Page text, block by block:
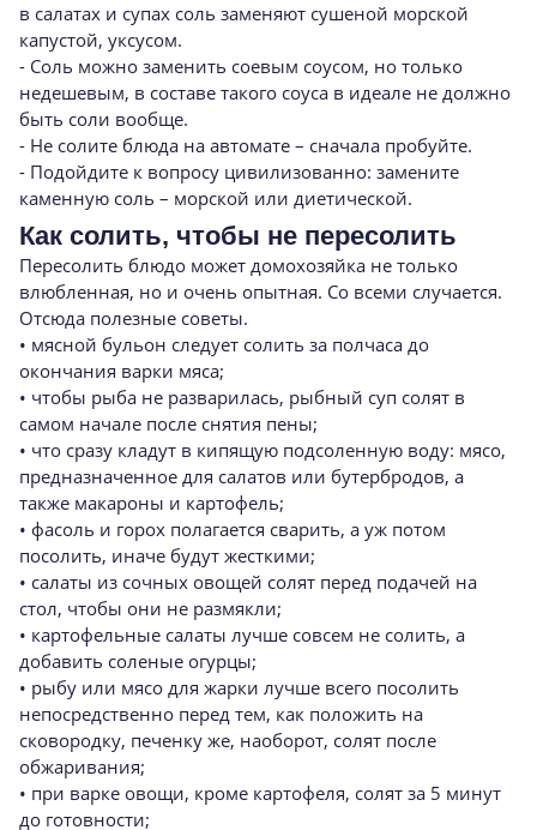
в салатах и супах соль заменяют сушеной морской
капустой, уксусом.
- Соль можно заменить соевым соусом, но только
недешевым, в составе такого соуса в идеале не должно
быть соли вообще.
- Не солите блюда на автомате – сначала пробуйте.
- Подойдите к вопросу цивилизованно: замените
каменную соль – морской или диетической.
Как солить, чтобы не пересолить
Пересолить блюдо может домохозяйка не только
влюбленная, но и очень опытная. Со всеми случается.
Отсюда полезные советы.
• мясной бульон следует солить за полчаса до
окончания варки мяса;
• чтобы рыба не разварилась, рыбный суп солят в
самом начале после снятия пены;
• что сразу кладут в кипящую подсоленную воду: мясо,
предназначенное для салатов или бутербродов, а
также макароны и картофель;
• фасоль и горох полагается сварить, а уж потом
посолить, иначе будут жесткими;
• салаты из сочных овощей солят перед подачей на
стол, чтобы они не размякли;
• картофельные салаты лучше совсем не солить, а
добавить соленые огурцы;
• рыбу или мясо для жарки лучше всего посолить
непосредственно перед тем, как положить на
сковородку, печенку же, наоборот, солят после
обжаривания;
• при варке овощи, кроме картофеля, солят за 5 минут
до готовности;